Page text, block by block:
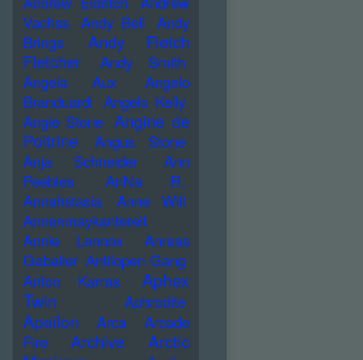
Vachss Andy Bell
Andy
Brings
Andy Fletch
Fletcher
Andy Smith
Angela Aux
Angelo
Branduardi Angelo Kelly
Angie Stone Angine de
Poitrine
Angus Stone
Anja Schneider
Ann
Peebles
AnNa R.
Annahstasia
Anne Will
Annenmaykantereit
Annie Lennox
Anreas
Gabalier Antilopen Gang
Anton Karras
Aphex
Twin
Aphrodite
Apsilon Arca
Arcade
Fire
Archive
Arctic